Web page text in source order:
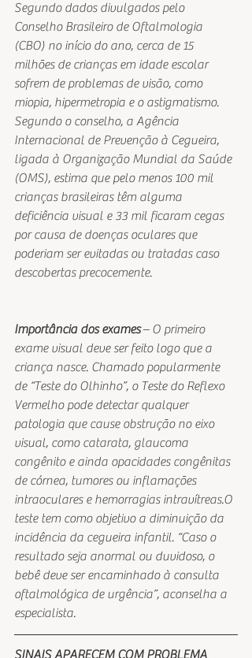
Segundo dados divulgados pelo
Conselho Brasileiro de Oftalmologia
(CBO) no início do ano, cerca de 15
milhões de crianças em idade escolar
sofrem de problemas de visão, como
miopia, hipermetropia e o astigmatismo.
Segundo o conselho, a Agência
Internacional de Prevenção à Cegueira,
ligada à Organização Mundial da Saúde
(OMS), estima que pelo menos 100 mil
crianças brasileiras têm alguma
deficiência visual e 33 mil ficaram cegas
por causa de doenças oculares que
poderiam ser evitadas ou tratadas caso
descobertas precocemente.
Importância dos exames – O primeiro
exame visual deve ser feito logo que a
criança nasce. Chamado popularmente
de “Teste do Olhinho”, o Teste do Reflexo
Vermelho pode detectar qualquer
patologia que cause obstrução no eixo
visual, como catarata, glaucoma
congênito e ainda opacidades congênitas
de córnea, tumores ou inflamações
intraoculares e hemorragias intravítreas.O
teste tem como objetivo a diminuição da
incidência da cegueira infantil. “Caso o
resultado seja anormal ou duvidoso, o
bebê deve ser encaminhado à consulta
oftalmológica de urgência”, aconselha a
especialista.
SINAIS APARECEM COM PROBLEMA